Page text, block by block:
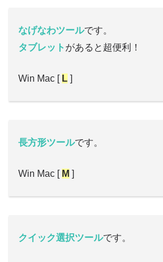
なげなわツールです。
タブレット があると超便利！
Win Mac [ L ]
長方形ツールです。
Win Mac [ M ]
クイック選択ツールです。